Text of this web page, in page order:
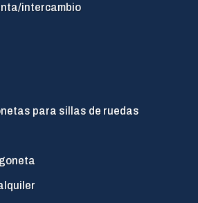
intercambio
para sillas de ruedas